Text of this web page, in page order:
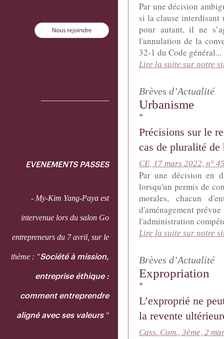
EVENEMENTS PASSES
- My-Kim Yang-Paya est
intervenue lors du salon Go
entrepreneurs du 7 avril, sur le
thème : "Société à mission,
entreprise éthique :
comment entreprendre
aligné avec ses valeurs"
Par une décision
si la clause
pour autant, il ne
l'annulation de la
32-1 du Code général...
Lire la suite sur notre
Brèves d’Actualité
Urbanisme
*
Précisions sur le
cas de pluralité
CE, 17 mars 2022, n°
Par une décision en
lorsqu'un permis de
morales, chacun
d'aménagement
l'administration
Lire la suite sur notre
Brèves d’Actualité
Expropriation
*
L’exproprié ne
la revente
Cass. Com., 3ème, 2